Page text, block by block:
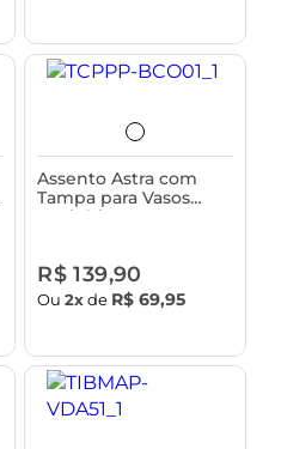
Assento Astra com
Tampa para Vasos
Sanitários Incepa
R$ 139,90
Ou2xde R$ 69,95